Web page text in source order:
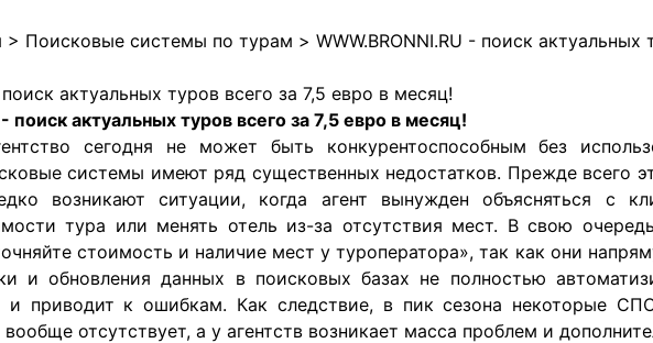
> Поисковые системы по турам > WWW.BRONNI.RU - поиск
поиск актуальных туров всего за 7,5 евро в месяц!
поиск актуальных туров всего за 7,5 евро в месяц!
сегодня не может быть конкурентоспособным без
системы имеют ряд существенных недостатков. Прежде всего
возникают ситуации, когда агент вынужден объясняться с
тура или менять отель из-за отсутствия мест. В свою
стоимость и наличие мест у туроператора», так как они
и обновления данных в поисковых базах не полностью
и приводит к ошибкам. Как следствие, в пик сезона некоторые
отсутствует, а у агентств возникает масса проблем и